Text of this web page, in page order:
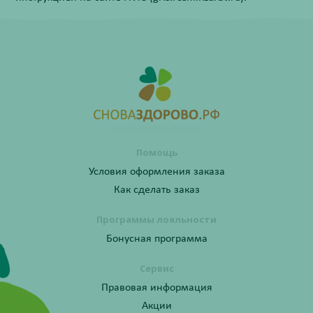
Помощь
Условия оформления заказа
Как сделать заказ
Программы лояльности
Бонусная программа
Сервис
Правовая информация
Акции